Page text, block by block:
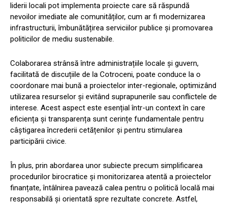
liderii locali pot implementa proiecte care să răspundă
nevoilor imediate ale comunităților, cum ar fi modernizarea
infrastructurii, îmbunătățirea serviciilor publice și promovarea
politicilor de mediu sustenabile.
Colaborarea strânsă între administrațiile locale și guvern,
facilitată de discuțiile de la Cotroceni, poate conduce la o
coordonare mai bună a proiectelor inter-regionale, optimizând
utilizarea resurselor și evitând suprapunerile sau conflictele de
interese. Acest aspect este esențial într-un context în care
eficiența și transparența sunt cerințe fundamentale pentru
câștigarea încrederii cetățenilor și pentru stimularea
participării civice.
În plus, prin abordarea unor subiecte precum simplificarea
procedurilor birocratice și monitorizarea atentă a proiectelor
finanțate, întâlnirea pavează calea pentru o politică locală mai
responsabilă și orientată spre rezultate concrete. Astfel,